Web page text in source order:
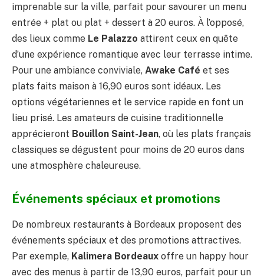
imprenable sur la ville, parfait pour savourer un menu
entrée + plat ou plat + dessert à 20 euros. À l’opposé,
des lieux comme Le Palazzo attirent ceux en quête
d’une expérience romantique avec leur terrasse intime.
Pour une ambiance conviviale, Awake Café et ses
plats faits maison à 16,90 euros sont idéaux. Les
options végétariennes et le service rapide en font un
lieu prisé. Les amateurs de cuisine traditionnelle
apprécieront Bouillon Saint-Jean, où les plats français
classiques se dégustent pour moins de 20 euros dans
une atmosphère chaleureuse.
Événements spéciaux et promotions
De nombreux restaurants à Bordeaux proposent des
événements spéciaux et des promotions attractives.
Par exemple, Kalimera Bordeaux offre un happy hour
avec des menus à partir de 13,90 euros, parfait pour un